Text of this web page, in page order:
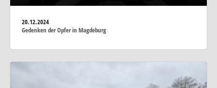
20.12.2024
Gedenken der Opfer in Magdeburg